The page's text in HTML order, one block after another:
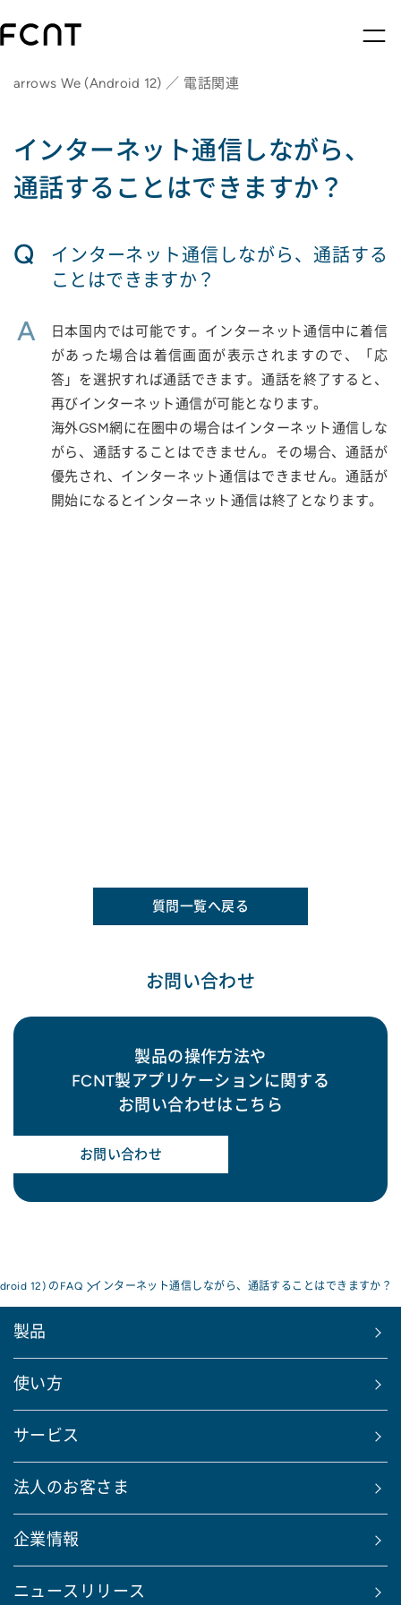
arrows We (Android 12) ／ 電話関連
インターネット通信しながら、
通話することはできますか？
Q
インターネット通信しながら、通話する
ことはできますか？
A
日本国内では可能です。インターネット通信中に着信
があった場合は着信画面が表示されますので、「応
答」を選択すれば通話できます。通話を終了すると、
再びインターネット通信が可能となります。
海外GSM網に在圏中の場合はインターネット通信しな
がら、通話することはできません。その場合、通話が
優先され、インターネット通信はできません。通話が
開始になるとインターネット通信は終了となります。
質問一覧へ戻る
お問い合わせ
製品の操作方法や
FCNT製アプリケーションに関する
お問い合わせはこちら
お問い合わせ
12) のFAQ インターネット通信しながら、通話することはできますか？
製品
使い方
サービス
法人のお客さま
企業情報
ニュースリリース